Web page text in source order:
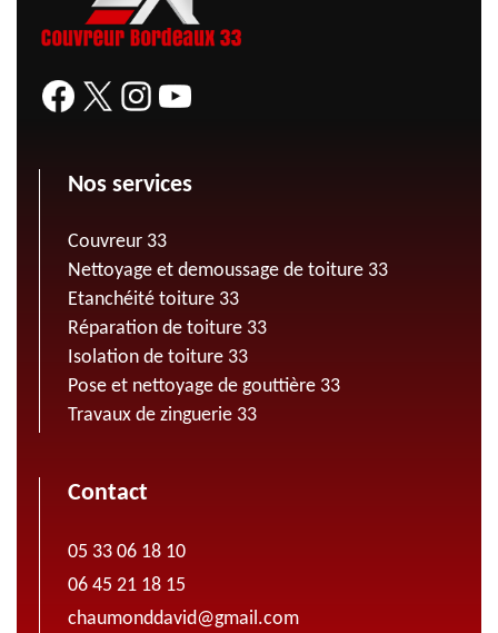
Nos services
Couvreur 33
Nettoyage et demoussage de toiture 33
Etanchéité toiture 33
Réparation de toiture 33
Isolation de toiture 33
Pose et nettoyage de gouttière 33
Travaux de zinguerie 33
Contact
05 33 06 18 10
06 45 21 18 15
chaumonddavid@gmail.com